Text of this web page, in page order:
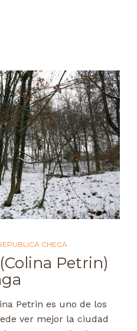
CHECA
Petrin)
Petrin es uno de los
ver mejor la ciudad